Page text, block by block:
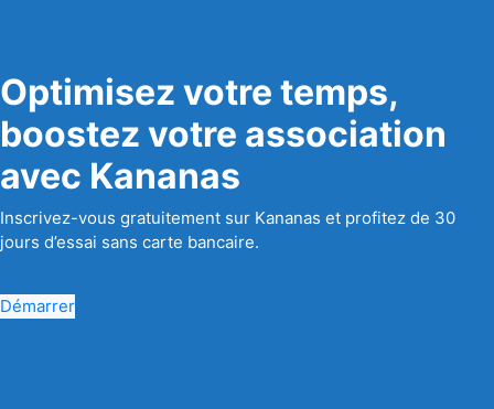
Optimisez votre temps,
boostez votre association
avec Kananas
Inscrivez-vous gratuitement sur Kananas et profitez de 30
jours d’essai sans carte bancaire.
Démarrer